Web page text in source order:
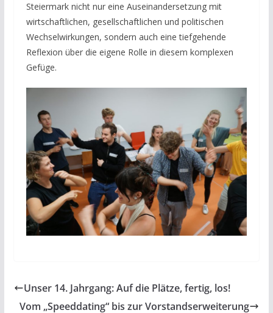
Steiermark nicht nur eine Auseinandersetzung mit
wirtschaftlichen, gesellschaftlichen und politischen
Wechselwirkungen, sondern auch eine tiefgehende
Reflexion über die eigene Rolle in diesem komplexen
Gefüge.
Unser 14. Jahrgang: Auf die Plätze, fertig, los!
Vom „Speeddating“ bis zur Vorstandserweiterung